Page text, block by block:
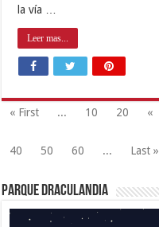
la vía …
Leer mas...
« First ... 10 20 «
40
50 60 ... Last »
Parque Draculandia